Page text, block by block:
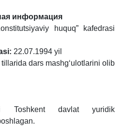
информация
huquq” kafedrasi
22.07.1994 yil
tillarida dars mashg‘ulotlarini olib
Toshkent davlat yuridik